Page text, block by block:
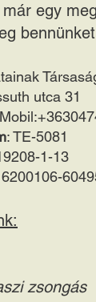
egy
utca 31
: TE-5081
1-13
zsongás